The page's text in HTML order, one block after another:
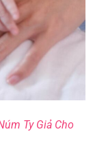
Ty Giả Cho